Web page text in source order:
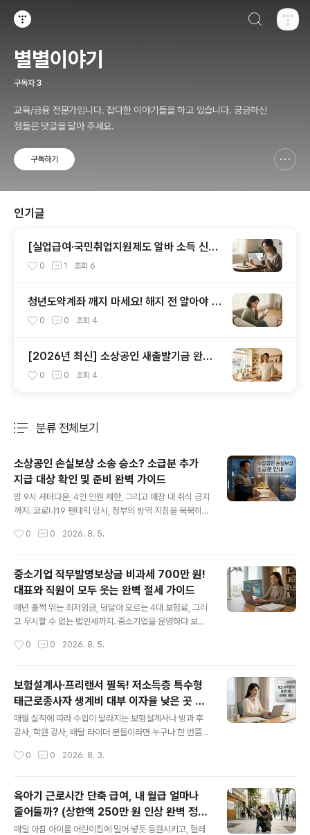
별별이야기
구독자 3
교육/금융 전문가입니다. 잡다한 이야기들을 하고 있습니다. 궁금하신
점들은 댓글을 달아 주세요.
구독하기
인기글
[실업급여·국민취업지원제도 알바 소득 신고
완벽 가이드 (유형별 주의사항)
0 1 조회 6
청년도약계좌 깨지 마세요! 해지 전 알아야 할
중도담보대출 금리와 꿀팁
0 0 조회 4
[2026년 최신] 소상공인 새출발기금 완벽
가이드: 부실차주 vs 부실우려차주 조건과 혜
0 0 조회 4
분류 전체보기
소상공인 손실보상 소송 승소? 소급분 추가
지급 대상 확인 및 준비 완벽 가이드
밤 9시 셔터다운, 4인 인원 제한, 그리고 매장 내 취식 금지
까지. 코로나19 팬데믹 당시, 정부의 방역 지침을 묵묵히
는 똑똑히 기억합니다. 빚을 내어 월세를 내고 직원들 월급
들이었죠. 하지만 정작 2021년 7월 7일, 손실보상법이 시
행되었을 때 많은 분들이 허탈감을 감추지 못했습니다. 법
공포일 '이전'의 피해에 대해서는 소급하여 보상하지 않는
다는 꼬리표가 붙어 있었기 때문입니다. 가장 피해가 극심
했던 시기의 손실을 외면받은 사장님들의 억울함이 결국
을 맞이하고 있습니다. 오늘은 최근 들려오는 손실보상 소
0 0 2026. 8. 5.
중소기업 직무발명보상금 비과세 700만 원!
대표와 직원이 모두 웃는 완벽 절세 가이드
매년 훌쩍 뛰는 최저임금, 덩달아 오르는 4대 보험료, 그리
고 무시할 수 없는 법인세까지. 중소기업을 운영하다 보면
회사도 직원도 남는 게 없다"는 푸념이 절로 나옵니다. 만
법적인 방법이 있다면 어떨까요? 아는 대표님들만 조용히
활용하고 있다는 '직무발명보상제도'가 바로 그 주인공입
니다. 특히 최근 세법이 개정되면서 비과세 한도가 크게 늘
어나 실무자들 사이에서 다시금 뜨거운 감자로 떠오르고
금 폭탄 없이 스마트하게 절세하는 실무 노하우를 정리해
0 0 2026. 8. 5.
보험설계사·프리랜서 필독! 저소득층 특수형
태근로종사자 생계비 대부 이자율 낮은 곳 베
스트 3
매월 실적에 따라 수입이 달라지는 보험설계사나 방과 후
강사, 학원 강사, 배달 라이더 분들이라면 누구나 한 번쯤
장 급전이 필요한데, 은행에서는 안정적인 고정 수입과 재
결국 현금서비스나 고금리 카드론에 손을 대기 쉽지만, 이
는 장기적인 자산 관리에 치명적인 독이 됩니다. 오늘은 소
득이 일정치 않은 특고(특수형태근로종사자) 신분이라도,
1금융권보다 훨씬 저렴하게 이용할 수 있는 정부 지원 생계
0 0 2026. 8. 3.
육아기 근로시간 단축 급여, 내 월급 얼마나
줄어들까? (상한액 250만 원 인상 완벽 정
리)
매일 아침 아이를 어린이집에 밀어 넣듯 등원시키고, 헐레